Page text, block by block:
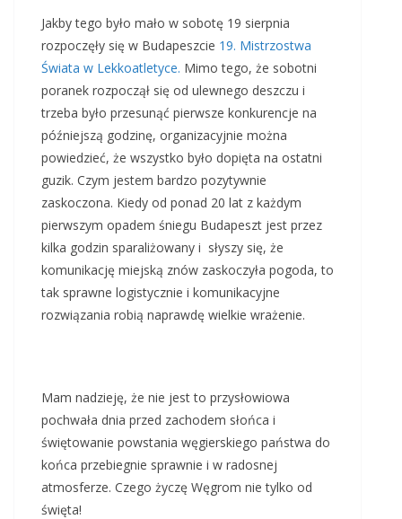
Jakby tego było mało w sobotę 19 sierpnia
rozpoczęły się w Budapeszcie 19. Mistrzostwa
Świata w Lekkoatletyce. Mimo tego, że sobotni
poranek rozpoczął się od ulewnego deszczu i
trzeba było przesunąć pierwsze konkurencje na
późniejszą godzinę, organizacyjnie można
powiedzieć, że wszystko było dopięta na ostatni
guzik. Czym jestem bardzo pozytywnie
zaskoczona. Kiedy od ponad 20 lat z każdym
pierwszym opadem śniegu Budapeszt jest przez
kilka godzin sparaliżowany i słyszy się, że
komunikację miejską znów zaskoczyła pogoda, to
tak sprawne logistycznie i komunikacyjne
rozwiązania robią naprawdę wielkie wrażenie.
Mam nadzieję, że nie jest to przysłowiowa
pochwała dnia przed zachodem słońca i
świętowanie powstania węgierskiego państwa do
końca przebiegnie sprawnie i w radosnej
atmosferze. Czego życzę Węgrom nie tylko od
święta!